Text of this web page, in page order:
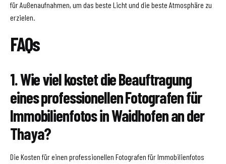
für Außenaufnahmen, um das beste Licht und die beste Atmosphäre zu
erzielen.
FAQs
1. Wie viel kostet die Beauftragung
eines professionellen Fotografen für
Immobilienfotos in Waidhofen an der
Thaya?
Die Kosten für einen professionellen Fotografen für Immobilienfotos